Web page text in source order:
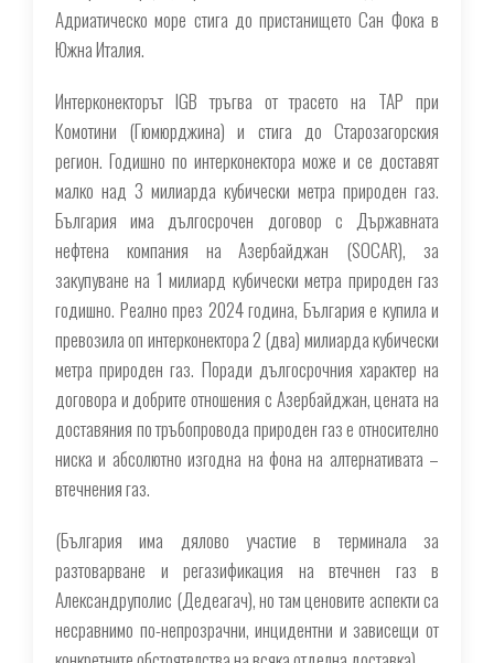
Адриатическо море стига до пристанището Сан Фока в
Южна Италия.
Интерконекторът IGB тръгва от трасето на TAP при
Комотини (Гюмюрджина) и стига до Старозагорския
регион. Годишно по интерконектора може и се доставят
малко над 3 милиарда кубически метра природен газ.
България има дългосрочен договор с Държавната
нефтена компания на Азербайджан (SOCAR), за
закупуване на 1 милиард кубически метра природен газ
годишно. Реално през 2024 година, България е купила и
превозила оп интерконектора 2 (два) милиарда кубически
метра природен газ. Поради дългосрочния характер на
договора и добрите отношения с Азербайджан, цената на
доставяния по тръбопровода природен газ е относително
ниска и абсолютно изгодна на фона на алтернативата –
втечнения газ.
(България има дялово участие в терминала за
разтоварване и регазификация на втечнен газ в
Александруполис (Дедеагач), но там ценовите аспекти са
несравнимо по-непрозрачни, инцидентни и зависещи от